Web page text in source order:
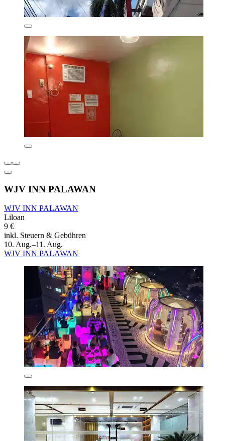
WJV INN PALAWAN
WJV INN PALAWAN
Liloan
9 €
inkl. Steuern & Gebühren
10. Aug.–11. Aug.
WJV INN PALAWAN